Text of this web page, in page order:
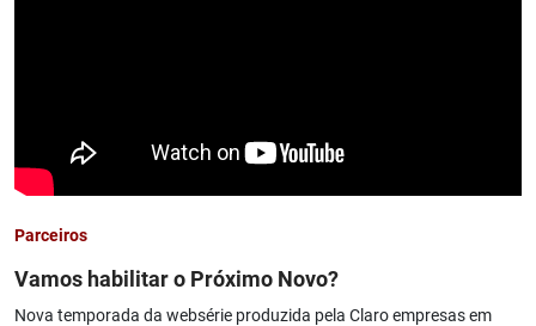
Parceiros
Vamos habilitar o Próximo Novo?
Nova temporada da websérie produzida pela Claro empresas em